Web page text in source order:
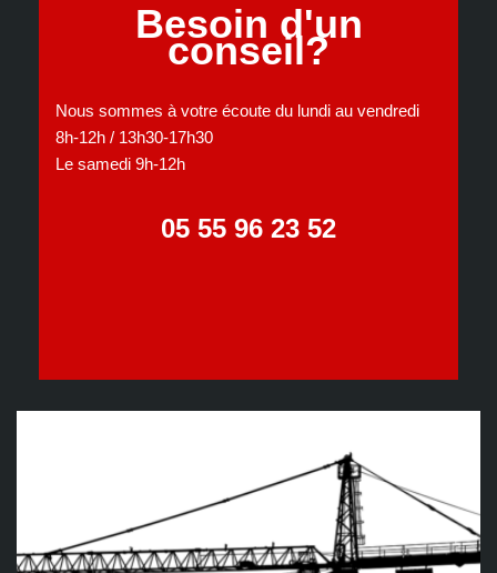
Besoin d'un
conseil?
Nous sommes à votre écoute du lundi au vendredi
8h-12h / 13h30-17h30
Le samedi 9h-12h
05 55 96 23 52